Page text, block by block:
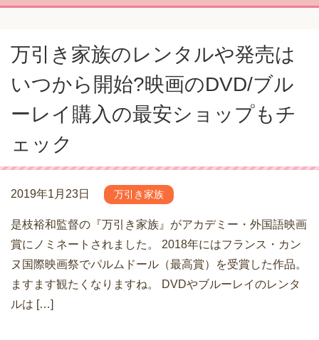
万引き家族のレンタルや発売は
いつから開始?映画のDVD/ブル
ーレイ購入の最安ショップもチ
ェック
2019年1月23日 万引き家族
是枝裕和監督の『万引き家族』がアカデミー・外国語映画
賞にノミネートされました。 2018年にはフランス・カン
ヌ国際映画祭でパルムドール（最高賞）を受賞した作品。
ますます観たくなりますね。 DVDやブルーレイのレンタ
ルは […]